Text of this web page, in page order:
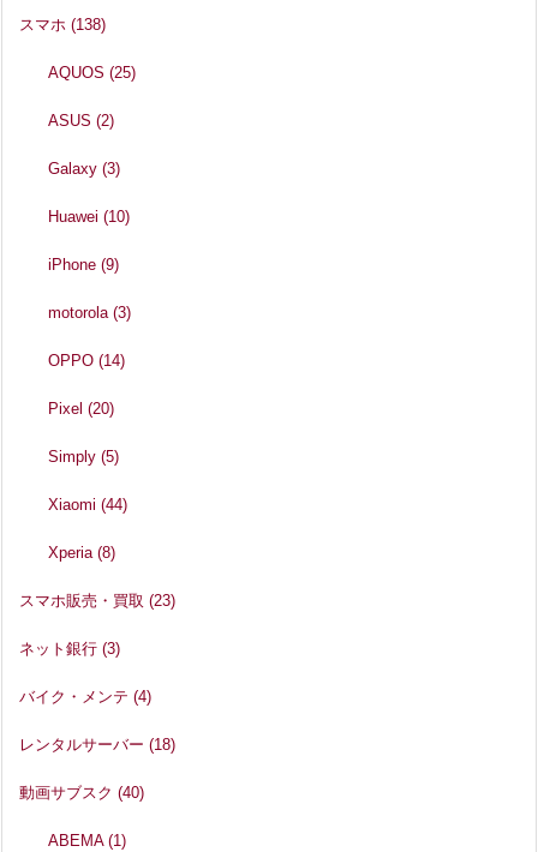
スマホ (138)
AQUOS(25)
ASUS(2)
Galaxy(3)
Huawei(10)
iPhone(9)
motorola(3)
OPPO(14)
Pixel(20)
Simply(5)
Xiaomi(44)
Xperia(8)
スマホ販売・買取 (23)
ネット銀行 (3)
バイク・メンテ (4)
レンタルサーバー (18)
動画サブスク (40)
ABEMA(1)